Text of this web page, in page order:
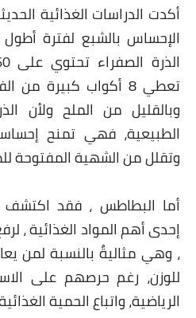
أكدت الدراسات الغذائية
تعطي 8 أكواب كبيرة
وبالقليل من الملح ولأن
الطبيعية، فهي تمنح
وتقلل من الشهية المفتوحة
أما البطاطس ، فقد اكتشف
إحدى أهم المواد الغذائية ،
، وهي مثاليةٌ بالنسبة لمن
للوزن، رغم حرصهم على
الرياضية، واتباع الحمية